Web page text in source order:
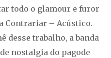
todo o glamour e furor
Contrariar – Acústico.
desse trabalho, a banda
nostalgia do pagode